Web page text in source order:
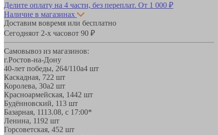
Делите оплату на 4 части, без переплат. От 1 000 ₽
Наличие в магазинах
Доставим вовремя или бесплатно
Сегодняот 2-х часовот 90 ₽
Самовывоз из магазинов:
г.Ростов-на-Дону
40-лет победы, 264/110а4 шт
Каскадная, 722 шт
Королева, 30а2 шт
Красноармейская, 1442 шт
Будённовский, 113 шт
Базарная, 1113.08, с 17:00*
Ленина, 1192 шт
Горсоветская, 452 шт